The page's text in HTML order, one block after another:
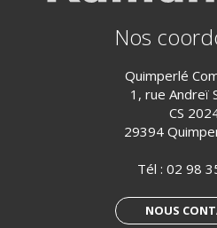
Nos
Quimperlé
1, rue Andreï
CS
29394
Tél : 02 98
NOUS